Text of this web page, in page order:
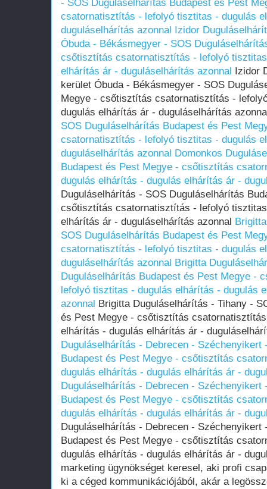
- SOS Duguláselhárítás Budapest és Pest
csatornatisztítás - lefolyó tisztitas - dugulás
duguláselhárítás azonnal Izidor
Óbuda - Békásmegyer - SOS
csőtisztítás csatornatisztítás - lefolyó
elhárítás ár - duguláselhárítás azonnal Izidor
kerület Óbuda - Békásmegyer - SOS
Megye - csőtisztítás csatornatisztítás -
dugulás elhárítás ár - duguláselhárítás
SOS Duguláselhárítás Budapest és Pest
csatornatisztítás - lefolyó tisztitas - dugulás
duguláselhárítás azonnal Domonkos
Budapest és Pest Megye - csőtisztítás
dugulás elhárítás - dugulás elhárítás ár -
Duguláselhárítás - SOS Duguláselhárítás
csőtisztítás csatornatisztítás - lefolyó
elhárítás ár - duguláselhárítás azonnal
SOS Duguláselhárítás Budapest és Pest
csatornatisztítás - lefolyó tisztitas - dugulás
duguláselhárítás azonnal Brigitta
Duguláselhárítás Budapest és Pest Megye -
lefolyó tisztitas - dugulás elhárítás - dugulás
azonnal Brigitta Duguláselhárítás - Tihany -
és Pest Megye - csőtisztítás
elhárítás - dugulás elhárítás ár -
Duguláselhárítás - Debrecen - Széchenyikert
Budapest és Pest Megye - csőtisztítás
dugulás elhárítás - dugulás elhárítás ár -
Duguláselhárítás - Debrecen - Széchenyikert
Budapest és Pest Megye - csőtisztítás
dugulás elhárítás - dugulás elhárítás ár -
Duguláselhárítás - Debrecen - Széchenyikert
Budapest és Pest Megye - csőtisztítás
dugulás elhárítás - dugulás elhárítás ár -
marketing ügynökséget keresel, aki profi
ki a céged kommunikációjából, akár a